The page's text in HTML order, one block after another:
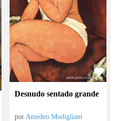
Desnudo sentado grande
por Amedeo Modigliani